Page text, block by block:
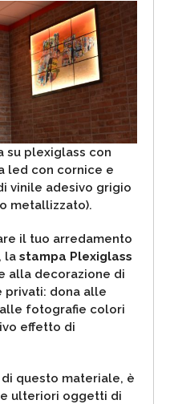
su plexiglass con
led con cornice e
vinile adesivo grigio
metallizzato).
il tuo arredamento
la stampa Plexiglass
alla decorazione di
privati: dona alle
fotografie colori
effetto di
questo materiale, è
ulteriori oggetti di